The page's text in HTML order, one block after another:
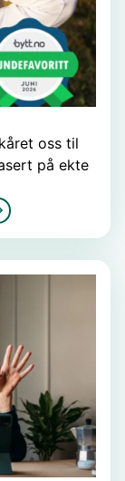
oss til
på ekte